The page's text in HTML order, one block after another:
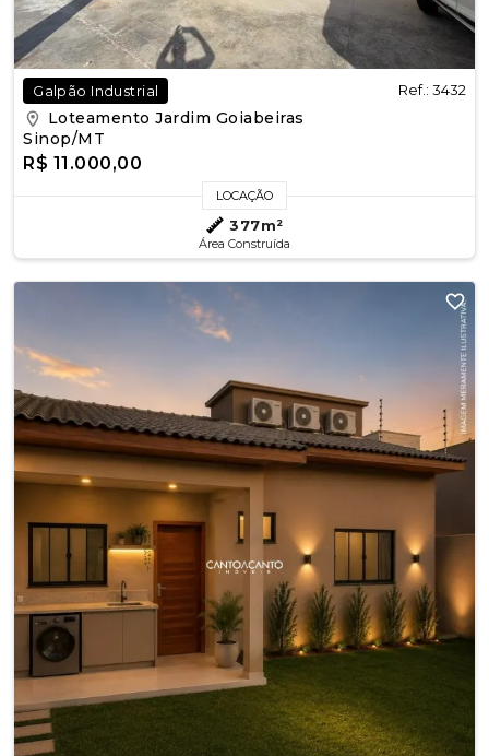
Galpão Industrial Ref.: 3432
Loteamento Jardim Goiabeiras
Sinop/MT
R$ 11.000,00
LOCAÇÃO
377m²
Área Construída